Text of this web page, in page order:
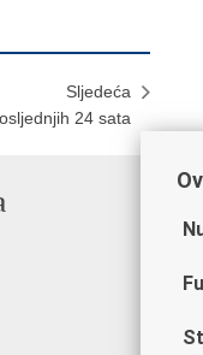
Sljedeća
24 sata